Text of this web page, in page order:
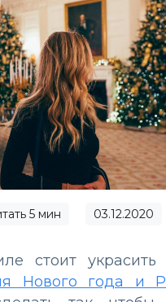
5 мин 03.12.2020
стоит
Нового года и